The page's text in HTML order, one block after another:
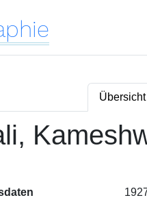
Übersicht